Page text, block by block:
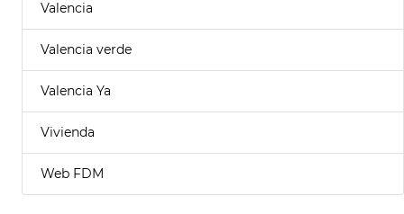
Valencia
Valencia verde
Valencia Ya
Vivienda
Web FDM